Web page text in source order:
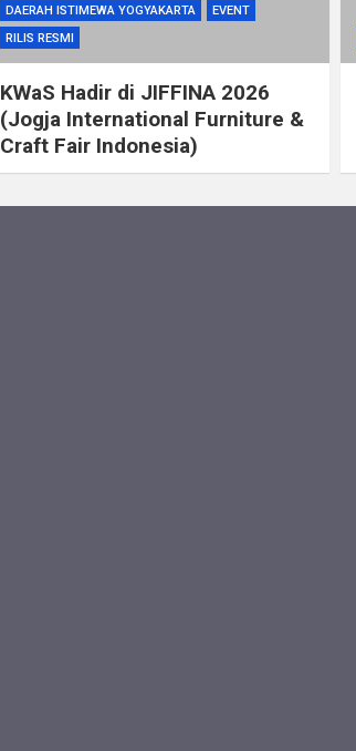
DAERAH ISTIMEWA YOGYAKARTA
EVENT
RILIS RESMI
KWaS Hadir di JIFFINA 2026
(Jogja International Furniture &
Craft Fair Indonesia)